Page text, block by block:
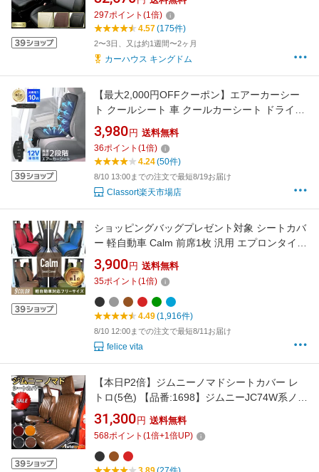
ット ノア/ノアハイブリッド
297ポイント (1倍)
4.57(175件)
2〜3日、又は約1週間〜2ヶ月
カーハウス キングドム
【最大2,000円OFFクーポン】エアーカーシー
ト クールシート 車 クールカーシート ドライブ
シート クールエアーカーシート 12V 送風ファ
ン カーファンシート エアーファンシート 涼し
い 涼感 エアーシート 送風ファン カーシート 夏
クール 冷感 カー用品 暑さ対策 p5
3,980 円 送料無料
36ポイント (1倍)
4.24(50件)
8/10 13:00までの注文で最短8/19お届け
Classort楽天市場店
ショッピングバッグプレゼント対象 シートカバ
ー 軽自動車 Calm 前席1枚 汎用 エプロンタイプ
フリーサイズ SRSサイドエアバッグ対応 かわ
いい おしゃれ フロント リネン調生地 ブラック
レッド ブルー ブラウン グリーン タント ノア
ヴォクシー カーム フェリスヴィータ
3,900 円 送料無料
35ポイント (1倍)
4.49(1,916件)
8/10 12:00までの注文で最短8/11お届け
felice vita
【本日P2倍】ジムニーノマドシートカバー レ
トロ(5色) 【品番:1698】ジムニーJC74W系ノマ
ド スズキ 1台分セット 車シートカバー 専門オ
ートウェア ◆本日19%OFF
31,300 円 送料無料
568ポイント (1倍+1倍UP)